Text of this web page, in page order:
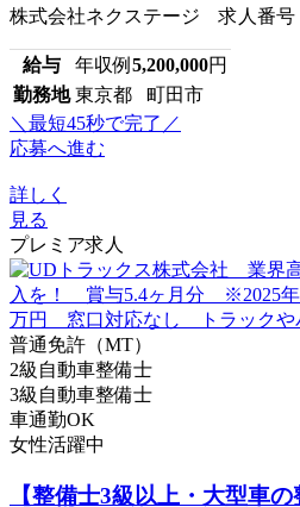
株式会社ネクステージ 求人番号
給与 年収例 5,200,000円
勤務地 東京都 町田市
＼最短45秒で完了／
応募へ進む
詳しく
見る
プレミア求人
普通免許（MT）
2級自動車整備士
3級自動車整備士
車通勤OK
女性活躍中
【整備士3級以上・大型車